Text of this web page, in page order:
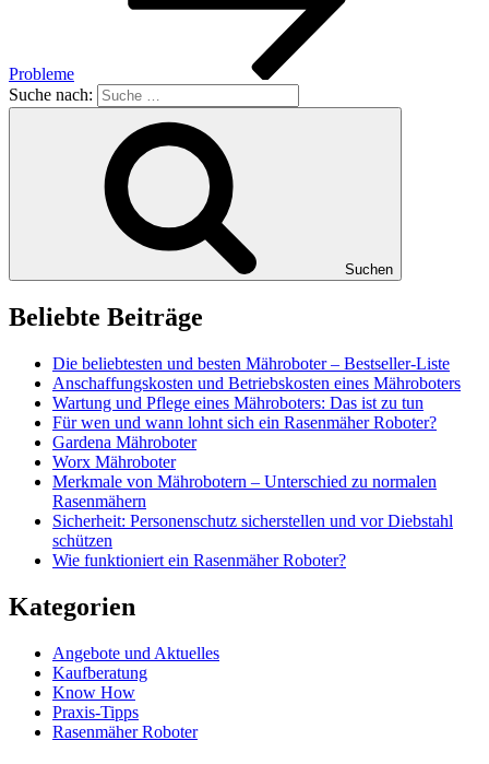
Probleme
Suche nach:
Suchen
Beliebte Beiträge
Die beliebtesten und besten Mähroboter – Bestseller-Liste
Anschaffungskosten und Betriebskosten eines Mähroboters
Wartung und Pflege eines Mähroboters: Das ist zu tun
Für wen und wann lohnt sich ein Rasenmäher Roboter?
Gardena Mähroboter
Worx Mähroboter
Merkmale von Mährobotern – Unterschied zu normalen
Rasenmähern
Sicherheit: Personenschutz sicherstellen und vor Diebstahl
schützen
Wie funktioniert ein Rasenmäher Roboter?
Kategorien
Angebote und Aktuelles
Kaufberatung
Know How
Praxis-Tipps
Rasenmäher Roboter